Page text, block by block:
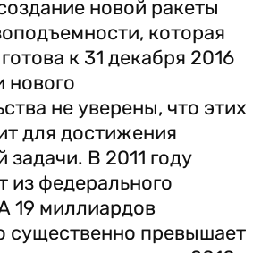
новой ракеты
которая
к 31 декабря 2016
нового
не уверены, что этих
для достижения
задачи. В 2011 году
из федерального
миллиардов
существенно превышает